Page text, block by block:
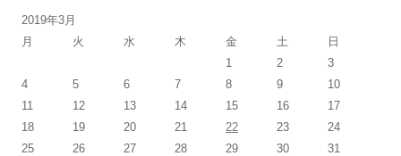
ー
ョ
ン
2019年3月
月
火 水 木 金 土
日
1
2
3
4
5 6 7 8 9
10
11
12 13 14 15 16
17
18
19 20 21 22 23
24
25
26 27 28 29 30
31